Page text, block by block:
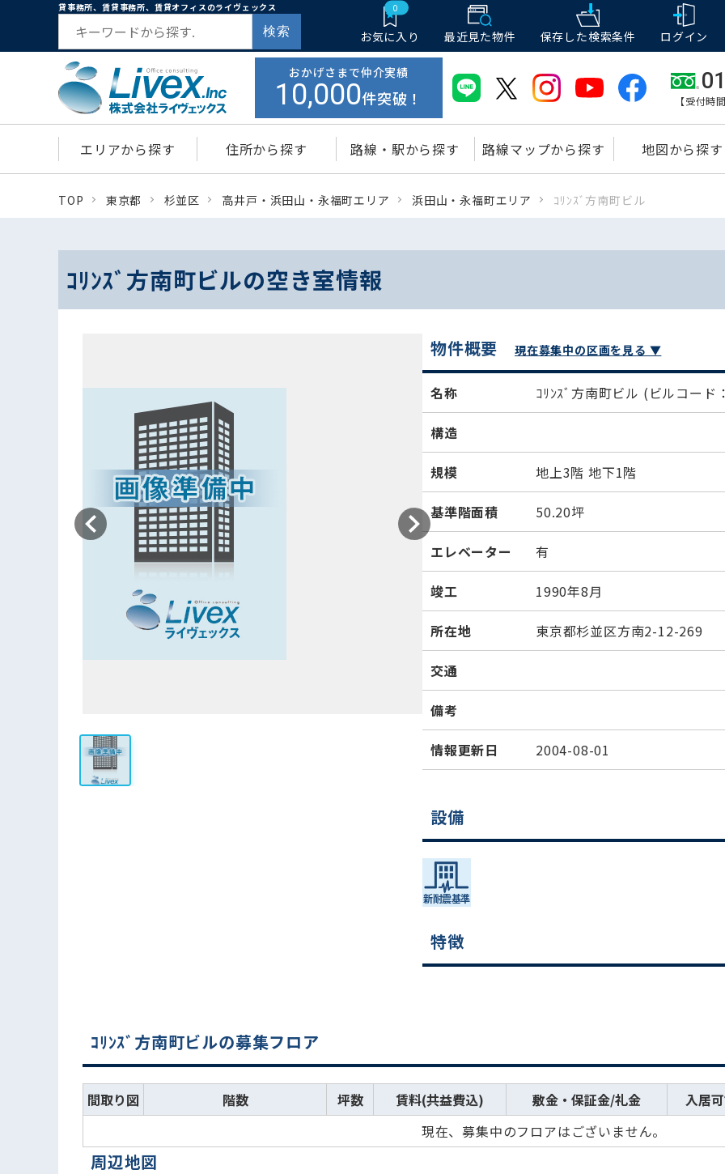
貸事務所、賃貸事務所、賃貸オフィスのライヴェックス
検索
0
お気に入り 最近見た物件 保存した検索条件 ログイン
おかげさまで仲介実績
10,000件突破！ 【受付時
エリアから探す 住所から探す 路線・駅から探す 路線マップから探す 地図から探す
TOP 東京都 杉並区 高井戸・浜田山・永福町エリア 浜田山・永福町エリア ｺﾘﾝｽﾞ方南町ビル
ｺﾘﾝｽﾞ方南町ビルの空き室情報
物件概要 現在募集中の区画を見る ▼
名称 ｺﾘﾝｽﾞ方南町ビル (ビルコード
構造
規模 地上3階 地下1階
基準階面積 50.20坪
エレベーター 有
竣工 1990年8月
所在地 東京都杉並区方南2-12-269
交通
備考
情報更新日 2004-08-01
設備
特徴
ｺﾘﾝｽﾞ方南町ビルの募集フロア
間取り図 階数 坪数 賃料(共益費込) 敷金・保証金/礼金 入居
現在、募集中のフロアはございません。
周辺地図